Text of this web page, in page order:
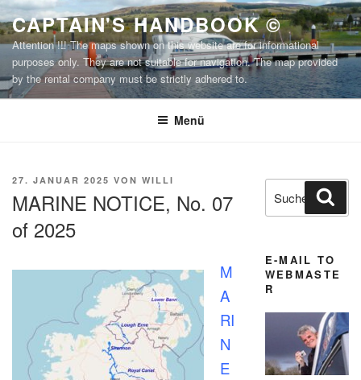
Zum
Inhalt
springen
CAPTAIN'S HANDBOOK ©
Attention !!! The maps shown on this website are for informational
purposes only. They are not suitable for navigation. The map provided
by the rental company must be strictly adhered to.
Menü
VERÖFFENTLICHT
27. JANUAR 2025 VON WILLI
MARINE NOTICE, No. 07
of 2025
M
A
RI
N
E
Suchen
nach:
E-MAIL TO
WEBMASTE
R